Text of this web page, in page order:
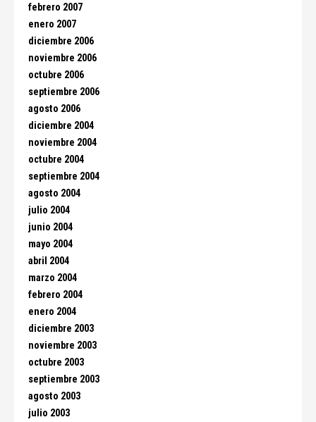
febrero 2007
enero 2007
diciembre 2006
noviembre 2006
octubre 2006
septiembre 2006
agosto 2006
diciembre 2004
noviembre 2004
octubre 2004
septiembre 2004
agosto 2004
julio 2004
junio 2004
mayo 2004
abril 2004
marzo 2004
febrero 2004
enero 2004
diciembre 2003
noviembre 2003
octubre 2003
septiembre 2003
agosto 2003
julio 2003